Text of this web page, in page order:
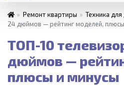
» Ремонт квартиры » Техника
24 дюймов — рейтинг моделей,
ТОП-10
дюймов —
плюсы и минусы